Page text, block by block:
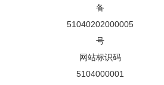
备
51040202000005
号
网站标识码
5104000001